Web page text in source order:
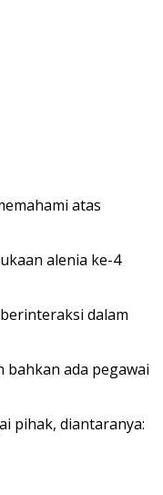
atas
alenia ke-4
dalam
bahkan ada pegawai
pihak, diantaranya: